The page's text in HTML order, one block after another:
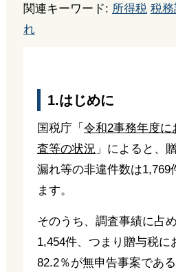
関連キーワード: 所得税 税
れ
1.はじめに
国税庁「 令和2事務年度に
査等の状況 」によると、
漏れ等の非違件数は1,769
ます。
そのうち、調査事績に占
1,454件、つまり贈与税に
82.2％が無申告事案であ